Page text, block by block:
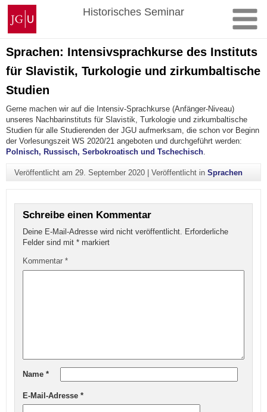
Zum
Inhalt
springen
Johannes
Gutenberg-
Universität
Mainz
Historisches Seminar
Sprachen: Intensivsprachkurse des Instituts
für Slavistik, Turkologie und zirkumbaltische
Studien
Gerne machen wir auf die Intensiv-Sprachkurse (Anfänger-Niveau)
unseres Nachbarinstituts für Slavistik, Turkologie und zirkumbaltische
Studien für alle Studierenden der JGU aufmerksam, die schon vor Beginn
der Vorlesungszeit WS 2020/21 angeboten und durchgeführt werden:
Polnisch, Russisch, Serbokroatisch und Tschechisch
Veröffentlicht am 29. September 2020| Veröffentlicht in Sprachen
Schreibe einen Kommentar
Deine E-Mail-Adresse wird nicht veröffentlicht.
Erforderliche
Felder sind mit *markiert
Kommentar *
Name *
E-Mail-Adresse *